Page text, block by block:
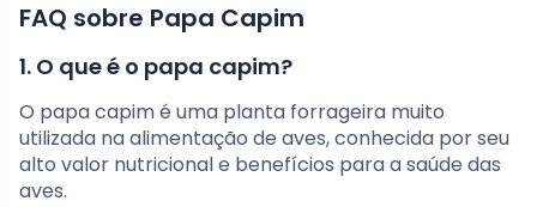
FAQ sobre Papa Capim
1. O que é o papa capim?
O papa capim é uma planta forrageira muito
utilizada na alimentação de aves, conhecida por seu
alto valor nutricional e benefícios para a saúde das
aves.